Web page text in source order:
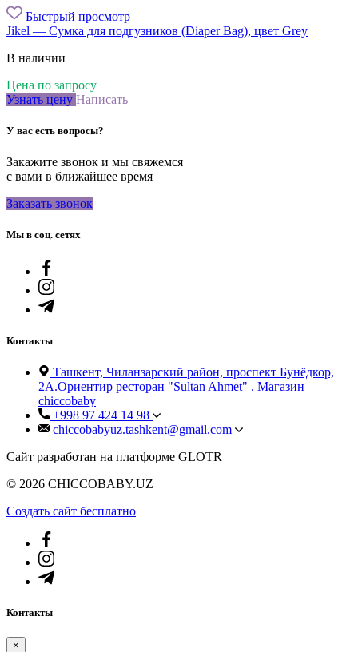
Быстрый просмотр
Jikel — Сумка для подгузников (Diaper Bag), цвет Grey
В наличии
Цена по запросу
Узнать цену Написать
У вас есть вопросы?
Закажите звонок и мы свяжемся
с вами в ближайшее время
Заказать звонок
Мы в соц. сетях
Контакты
Ташкент, Чиланзарский район, проспект Бунёдкор,
2А.Ориентир ресторан "Sultan Ahmet" . Магазин
chiccobaby
+998 97 424 14 98
chiccobabyuz.tashkent@gmail.com
Сайт разработан на платформе GLOTR
© 2026 CHICCOBABY.UZ
Создать cайт бесплатно
Контакты
×